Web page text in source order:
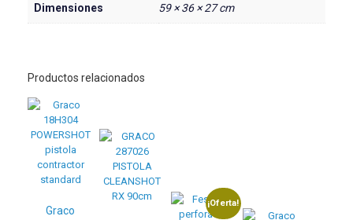
Dimensiones 59 × 36 × 27 cm
Productos relacionados
Graco
¡Oferta!